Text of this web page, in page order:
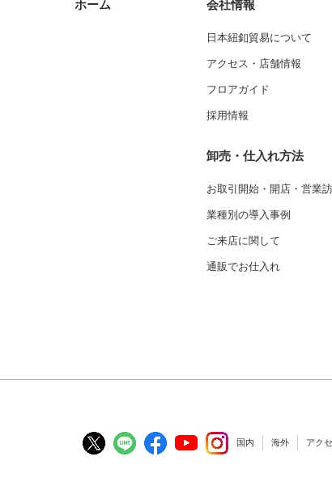
ホーム 会社情報
日本紐釦貿易について
アクセス・店舗情報
フロアガイド
採用情報
卸売・仕入れ方法
お取引開始・開店・営業
業種別の導入事例
ご来店に関して
通販でお仕入れ
国内 海外 アク